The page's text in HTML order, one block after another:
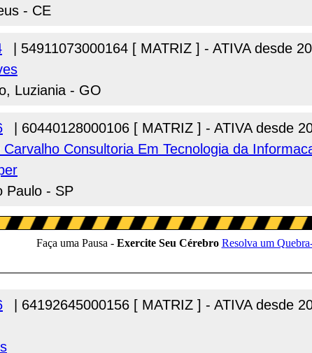
- CE
| 54911073000164 [ MATRIZ ] - ATIVA desde
Luziania - GO
| 60440128000106 [ MATRIZ ] - ATIVA desde
Consultoria Em Tecnologia da
Paulo - SP
| 64192645000156 [ MATRIZ ] - ATIVA desde